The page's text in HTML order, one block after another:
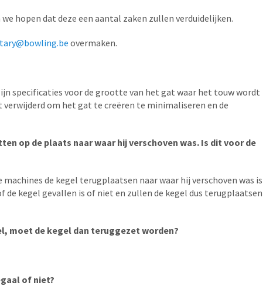
hopen dat deze een aantal zaken zullen verduidelijken.
overmaken.
specificaties voor de grootte van het gat waar het touw wordt
om het gat te creëren te minimaliseren en de
op de plaats naar waar hij verschoven was. Is dit voor de
de kegel terugplaatsen naar waar hij verschoven was is
kegel gevallen is of niet en zullen de kegel dus terugplaatsen
moet de kegel dan teruggezet worden?
of niet?